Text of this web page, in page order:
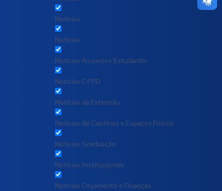
Notícias
Notícias
Notícias Assuntos Estudantis
Notícias CPPD
Notícias da Extensão
Notícias de Cantinas e Espaços Físicos
Notícias Graduação
Notícias Institucionais
Notícias Orçamento e Finanças